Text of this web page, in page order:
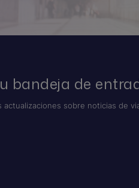
bandeja de
actualizaciones sobre noticias de